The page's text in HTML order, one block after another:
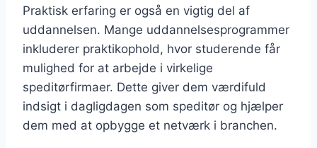
Praktisk erfaring er også en vigtig del af
uddannelsen. Mange uddannelsesprogrammer
inkluderer praktikophold, hvor studerende får
mulighed for at arbejde i virkelige
speditørfirmaer. Dette giver dem værdifuld
indsigt i dagligdagen som speditør og hjælper
dem med at opbygge et netværk i branchen.